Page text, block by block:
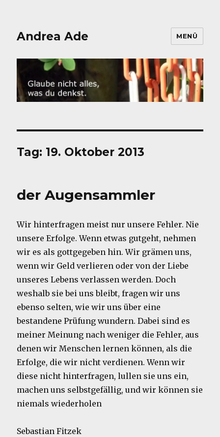
Andrea Ade MENÜ
Tag: 19. Oktober 2013
der Augensammler
Wir hinterfragen meist nur unsere Fehler. Nie
unsere Erfolge. Wenn etwas gutgeht, nehmen
wir es als gottgegeben hin. Wir grämen uns,
wenn wir Geld verlieren oder von der Liebe
unseres Lebens verlassen werden. Doch
weshalb sie bei uns bleibt, fragen wir uns
ebenso selten, wie wir uns über eine
bestandene Prüfung wundern. Dabei sind es
meiner Meinung nach weniger die Fehler, aus
denen wir Menschen lernen können, als die
Erfolge, die wir nicht verdienen. Wenn wir
diese nicht hinterfragen, lullen sie uns ein,
machen uns selbstgefällig, und wir können sie
niemals wiederholen
Sebastian Fitzek